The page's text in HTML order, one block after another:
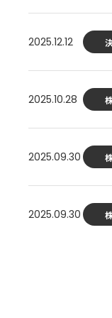
2025.12.12
2025.10.28
2025.09.30
2025.09.30